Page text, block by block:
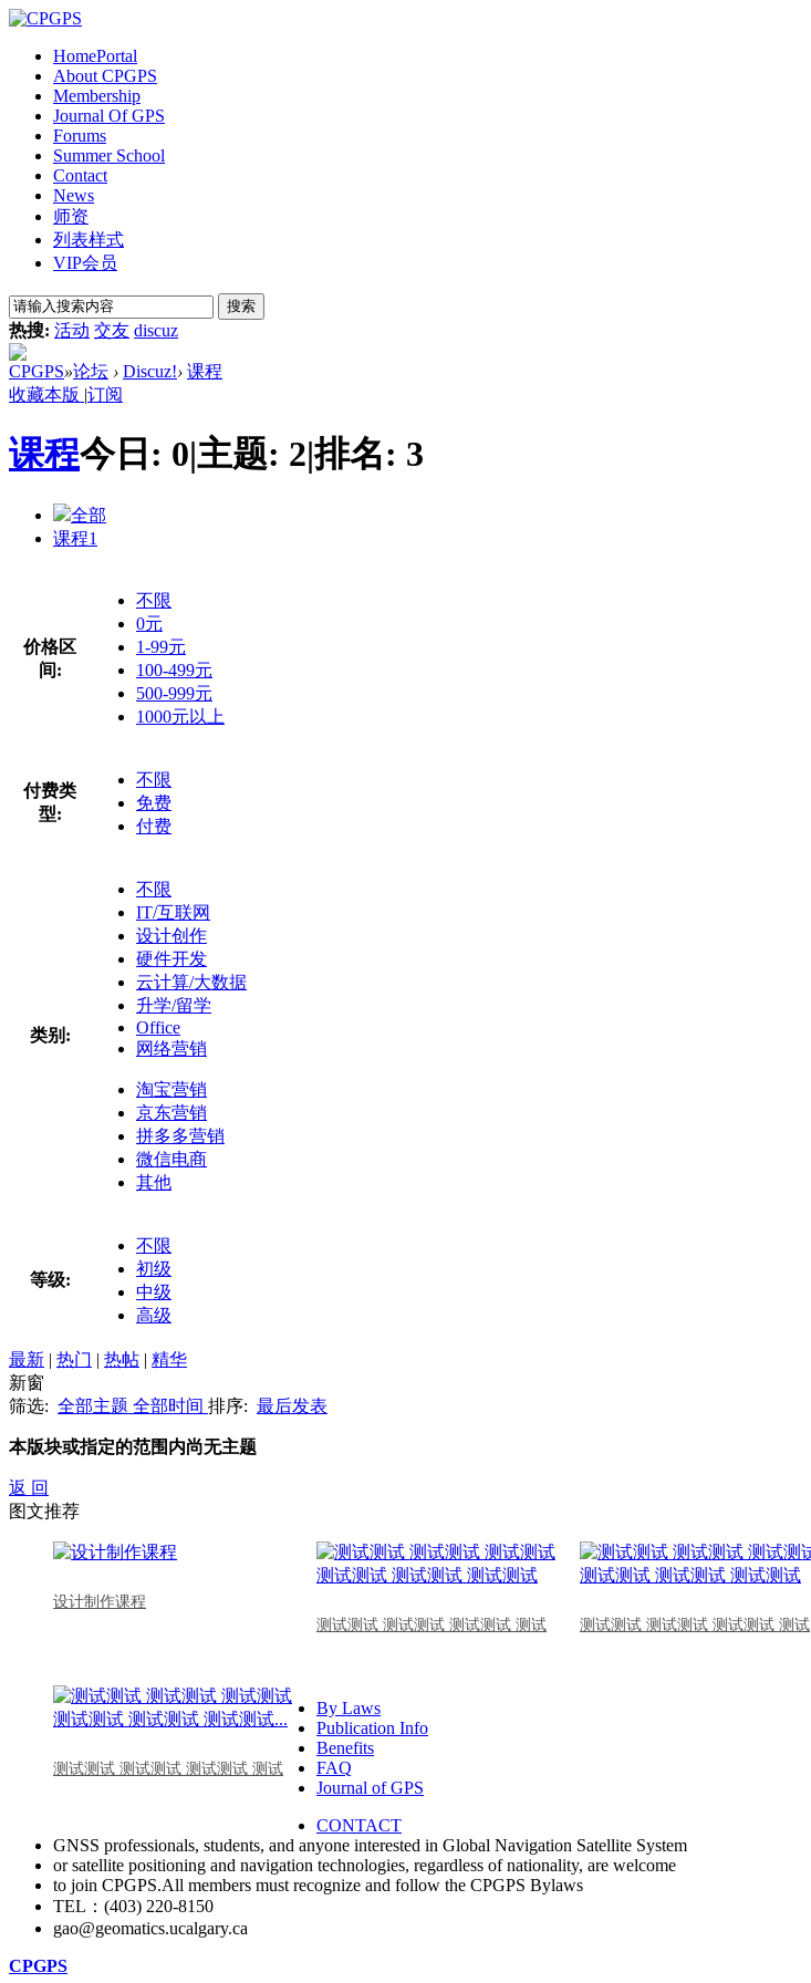
HomePortal
About CPGPS
Membership
Journal Of GPS
Forums
Summer School
Contact
News
师资
列表样式
VIP会员
搜索
热搜: 活动 交友 discuz
CPGPS»论坛 › Discuz!› 课程
收藏本版 |订阅
课程今日: 0|主题: 2|排名: 3
全部
课程1
价格区
间:
不限
0元
1-99元
100-499元
500-999元
1000元以上
付费类
型:
不限
免费
付费
类别:
不限
IT/互联网
设计创作
硬件开发
云计算/大数据
升学/留学
Office
网络营销
淘宝营销
京东营销
拼多多营销
微信电商
其他
等级:
不限
初级
中级
高级
最新 | 热门 | 热帖 | 精华
新窗
筛选: 全部主题 全部时间 排序: 最后发表
本版块或指定的范围内尚无主题
返 回
图文推荐
设计制作课程
测试测试 测试测试 测试测试 测试
测试测试 测试测试 测试测试 测试
测试测试 测试测试 测试测试 测试
By Laws
Publication Info
Benefits
FAQ
Journal of GPS
CONTACT
GNSS professionals, students, and anyone interested in Global Navigation Satellite System
or satellite positioning and navigation technologies, regardless of nationality, are welcome
to join CPGPS.All members must recognize and follow the CPGPS Bylaws
TEL：(403) 220-8150
gao@geomatics.ucalgary.ca
CPGPS